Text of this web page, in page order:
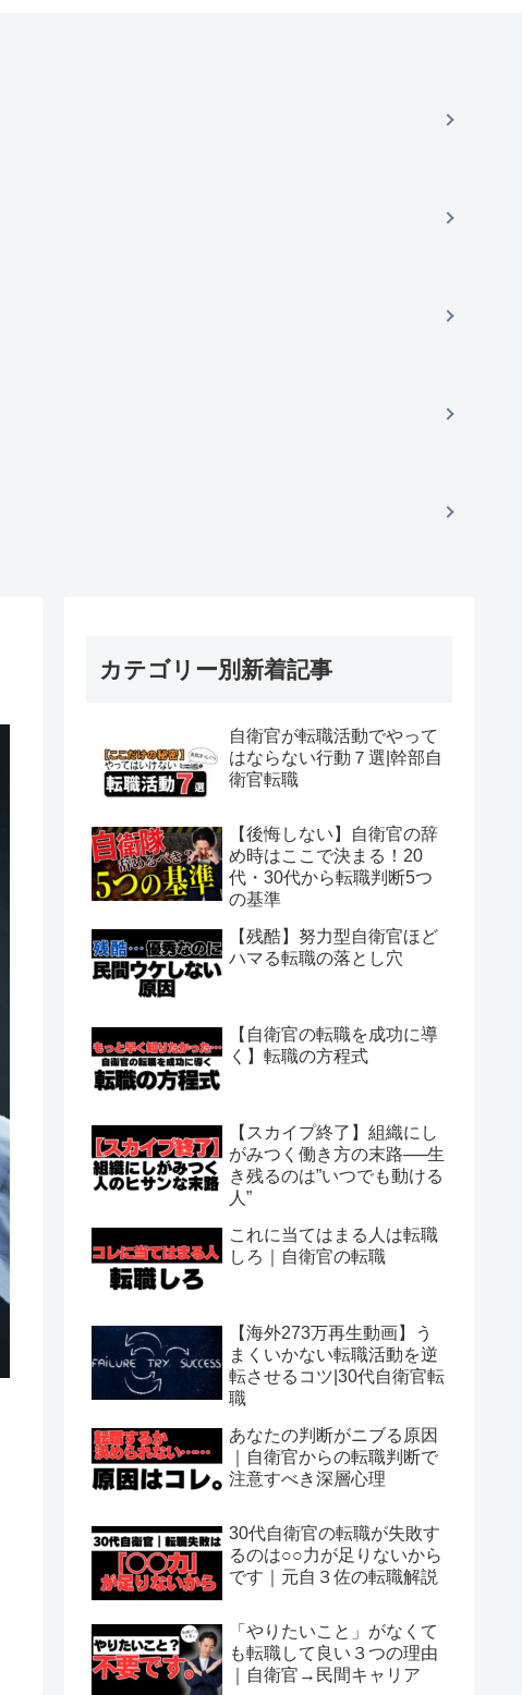
カテゴリー別新着記事
自衛官が転職活動でやって
はならない行動７選|幹部自
衛官転職
【後悔しない】自衛官の辞
め時はここで決まる！20
代・30代から転職判断5つ
の基準
【残酷】努力型自衛官ほど
ハマる転職の落とし穴
【自衛官の転職を成功に導
く】転職の方程式
【スカイプ終了】組織にし
がみつく働き方の末路──生
き残るのは”いつでも動ける
人”
これに当てはまる人は転職
しろ｜自衛官の転職
【海外273万再生動画】う
まくいかない転職活動を逆
転させるコツ|30代自衛官転
職
あなたの判断がニブる原因
｜自衛官からの転職判断で
注意すべき深層心理
30代自衛官の転職が失敗す
るのは○○力が足りないから
です｜元自３佐の転職解説
「やりたいこと」がなくて
も転職して良い３つの理由
｜自衛官→民間キャリア